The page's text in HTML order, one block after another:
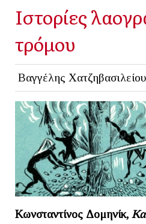
Ιστορίες
τρόμου
Βαγγέλης Χατζηβασιλείου
Κωνσταντίνος Δομηνίκ,